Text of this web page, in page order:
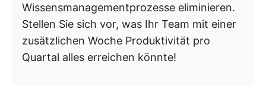
Wissensmanagementprozesse eliminieren.
Stellen Sie sich vor, was Ihr Team mit einer
zusätzlichen Woche Produktivität pro
Quartal alles erreichen könnte!